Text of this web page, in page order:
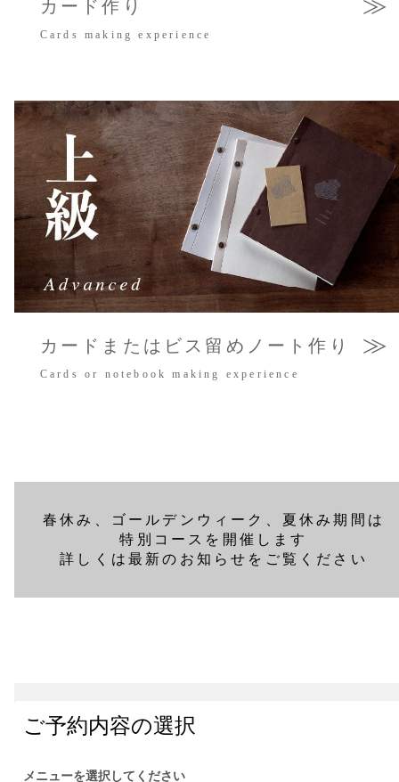
カード作り
Cards making experience
≫
カードまたはビス留めノート作り
Cards or notebook making experience
≫
春休み、ゴールデンウィーク、夏休み期間は
特別コースを開催します
詳しくは最新のお知らせをご覧ください